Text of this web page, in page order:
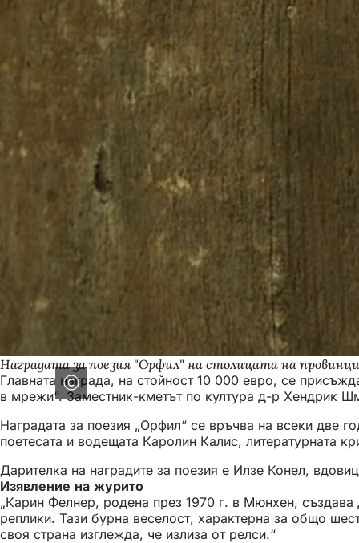
Наградата за поезия "Орфил" на столицата на
Главната награда, на стойност 10 000 евро, се
в мрежи“. Заместник-кметът по култура д-р Хендрик
Наградата за поезия „Орфил“ се връчва на всеки две
поетесата и водещата Каролин Калис, литературната
Дарителка на наградите за поезия е Илзе Конел,
Изявление на журито
„Карин Фелнер, родена през 1970 г. в Мюнхен,
реплики. Тази бурна веселост, характерна за общо
своя страна изглежда, че излиза от релси.“